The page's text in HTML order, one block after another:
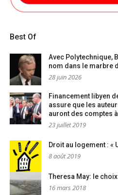
Best Of
Avec Polytechnique,
nom dans le marbre
28 juin 2026
Financement libyen
assure que les
auront des comptes
23 juillet 2019
Droit au logement : «
8 août 2019
Theresa May: le
16 mars 2018